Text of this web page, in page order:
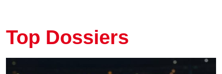
Top Dossiers